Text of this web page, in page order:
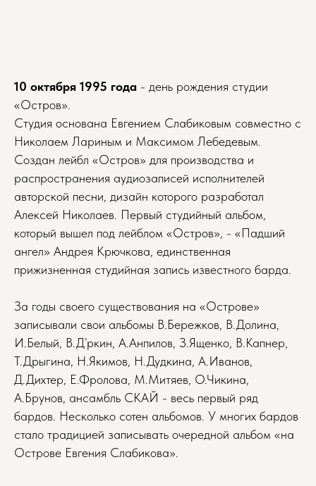
10 октября 1995 года - день рождения студии
«Остров».
Студия основана Евгением Слабиковым совместно с
Николаем Лариным и Максимом Лебедевым.
Создан лейбл «Остров» для производства и
распространения аудиозаписей исполнителей
авторской песни, дизайн которого разработал
Алексей Николаев. Первый студийный альбом,
который вышел под лейблом «Остров», - «Падший
ангел» Андрея Крючкова, единственная
прижизненная студийная запись известного барда.
За годы своего существования на «Острове»
записывали свои альбомы В.Бережков, В.Долина,
И.Белый, В.Д’ркин, А.Анпилов, З.Ященко, В.Капнер,
Т.Дрыгина, Н.Якимов, Н.Дудкина, А.Иванов,
Д.Дихтер, Е.Фролова, М.Митяев, О.Чикина,
А.Брунов, ансамбль СКАЙ - весь первый ряд
бардов. Несколько сотен альбомов. У многих бардов
стало традицией записывать очередной альбом «на
Острове Евгения Слабикова».